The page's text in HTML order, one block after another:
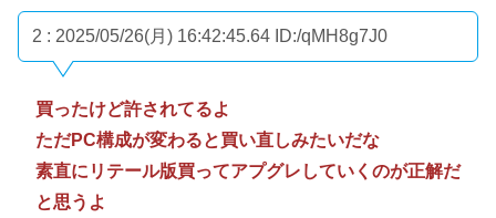
2 : 2025/05/26(月) 16:42:45.64 ID:/qMH8g7J0
買ったけど許されてるよ
ただPC構成が変わると買い直しみたいだな
素直にリテール版買ってアプグレしていくのが正解だ
と思うよ